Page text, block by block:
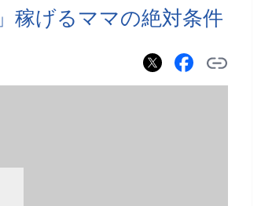
稼げるママの絶対条件